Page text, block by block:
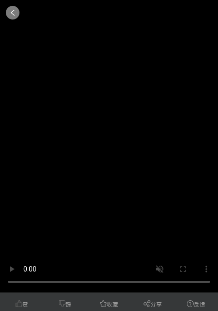
赞 踩 收藏 分享 反馈